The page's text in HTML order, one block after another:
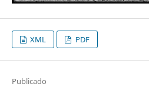
XML PDF
Publicado